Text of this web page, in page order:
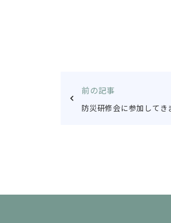
前の記事
防災研修会に参加してき